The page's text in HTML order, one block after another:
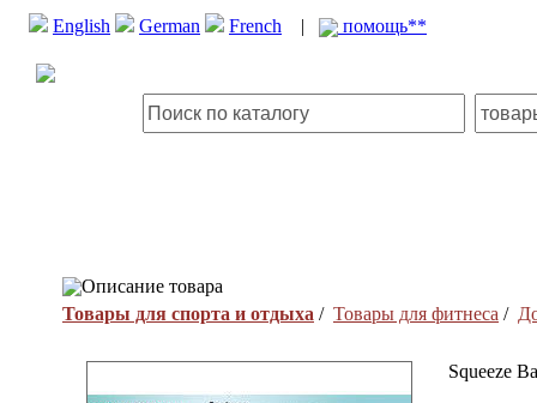
English German French | помощь**
Описание товара
Товары для спорта и отдыха / Товары для фитнеса /
Squeeze